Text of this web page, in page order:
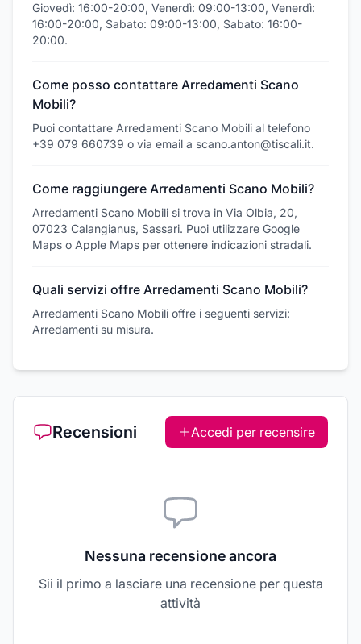
Giovedì: 16:00-20:00, Venerdì: 09:00-13:00, Venerdì:
16:00-20:00, Sabato: 09:00-13:00, Sabato: 16:00-
20:00.
Come posso contattare Arredamenti Scano
Mobili?
Puoi contattare Arredamenti Scano Mobili al telefono
+39 079 660739 o via email a scano.anton@tiscali.it.
Come raggiungere Arredamenti Scano Mobili?
Arredamenti Scano Mobili si trova in Via Olbia, 20,
07023 Calangianus, Sassari. Puoi utilizzare Google
Maps o Apple Maps per ottenere indicazioni stradali.
Quali servizi offre Arredamenti Scano Mobili?
Arredamenti Scano Mobili offre i seguenti servizi:
Arredamenti su misura.
Recensioni Accedi per recensire
Nessuna recensione ancora
Sii il primo a lasciare una recensione per questa
attività